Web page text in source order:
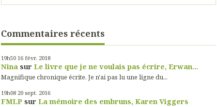
Commentaires récents
19h50 16 févr. 2018
Nina sur Le livre que je ne voulais pas écrire, Erwan...
Magnifique chronique écrite. Je n'ai pas lu une ligne du...
19h08 20 sept. 2016
FMLP sur La mémoire des embruns, Karen Viggers